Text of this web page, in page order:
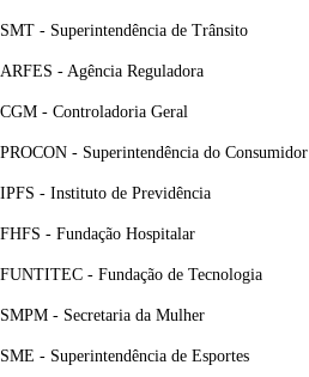
SMT - Superintendência de Trânsito
ARFES - Agência Reguladora
CGM - Controladoria Geral
PROCON - Superintendência do Consumidor
IPFS - Instituto de Previdência
FHFS - Fundação Hospitalar
FUNTITEC - Fundação de Tecnologia
SMPM - Secretaria da Mulher
SME - Superintendência de Esportes